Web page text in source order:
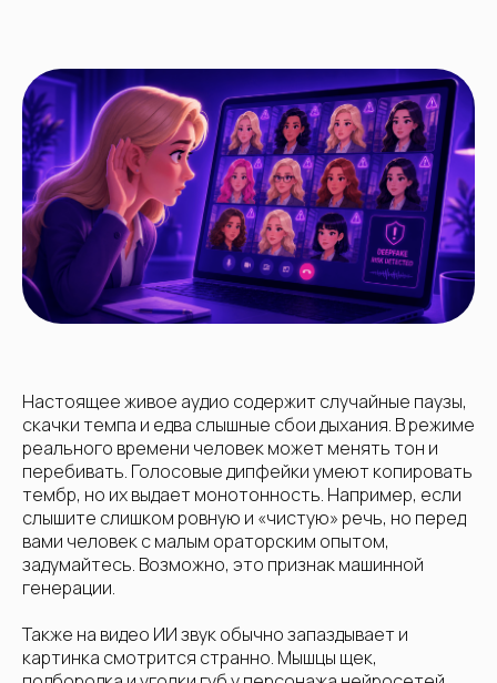
Настоящее живое аудио содержит случайные паузы,
скачки темпа и едва слышные сбои дыхания. В режиме
реального времени человек может менять тон и
перебивать. Голосовые дипфейки умеют копировать
тембр, но их выдает монотонность. Например, если
слышите слишком ровную и «чистую» речь, но перед
вами человек с малым ораторским опытом,
задумайтесь. Возможно, это признак машинной
генерации.
Также на видео ИИ звук обычно запаздывает и
картинка смотрится странно. Мышцы щек,